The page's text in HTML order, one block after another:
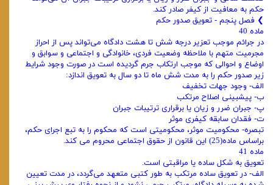
حکم به معافیت از کیفر صادر کند.
❯ فصل پنجم - تعویق صدور حکم
ماده 40
در جرائم موجب تعزیر درجه شش تا هشت دادگاه می‌تواند پس از احراز
مجرمیت متهم با ملاحظه وضعیت فردی، خانوادگی و اجتماعی و سوابق و
اوضاع و احوالی که موجب ارتکاب جرم گردیده است در صورت وجود شرایط
زیر صدور حکم را به مدت شش ماه تا دو سال به تعویق اندازد:
الف- وجود جهات تخفیف
ب- پیشبینی اصلاح مرتکب
پ- جبران ضرر و زیان یا برقراری ترتیبات جبران
ت- فقدان سابقه کیفری موثر
تبصره- محکومیت موثر، محکومیتی است که محکوم را به تبع اجرای حکم،
براساس ماده(25) این قانون از حقوق اجتماعی محروم می کند.
ماده 41
تعویق به شکل ساده یا مراقبتی است.
الف- در تعویق ساده مرتکب به طور کتبی متعهد می‌گردد، در مدت تعیین